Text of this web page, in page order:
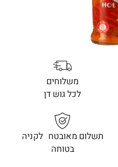
משלוחים
לכל גוש דן
תשלום מאובטח לקניה
בטוחה